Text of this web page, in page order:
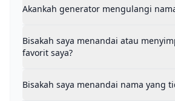
Ya. Generator Nama Channel
Ya. Menandai nama yang tidak
Apa yang harus saya tulis di
Apakah Generator Nama
Ya. Generator Nama Channel
Akankah generator mengulangi
Bisakah saya menandai atau
favorit saya?
Bisakah saya menandai nama yang